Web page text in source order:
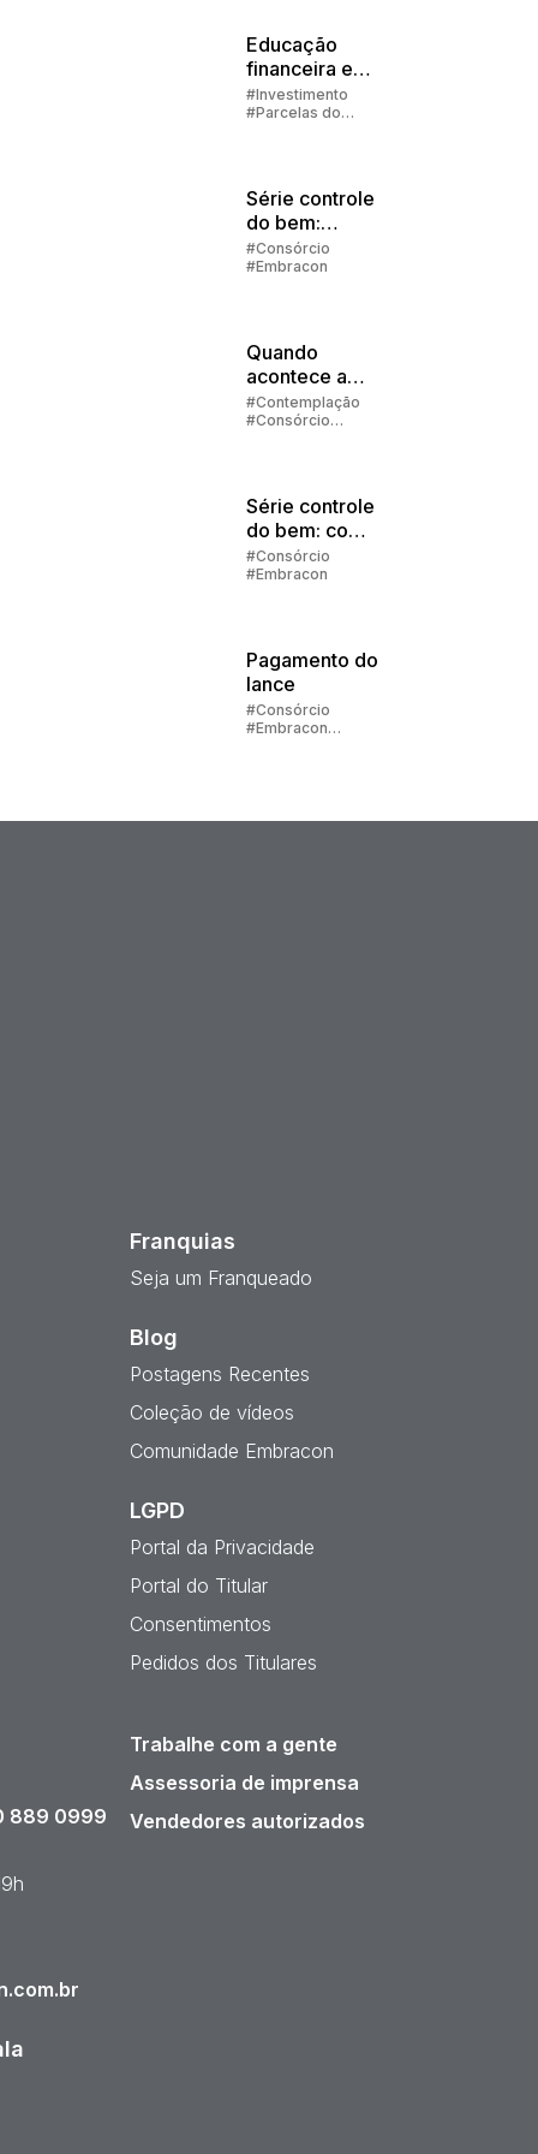
Educação
financeira em
família
#Investimento
#Parcelas do
Série controle
do bem:
consórcio ou
financiamento?
#Consórcio
#Embracon
Quando
acontece a
contemplação
no consórcio?
#Contemplação
#Consórcio
Série controle
do bem: com
sair das
dívidas e
#Consórcio
#Embracon
Pagamento do
lance
#Consórcio
#Embracon
Franquias
Seja um Franqueado
Blog
Postagens Recentes
Coleção de vídeos
Comunidade Embracon
LGPD
Portal da Privacidade
Portal do Titular
Consentimentos
Pedidos dos Titulares
889 0999
Trabalhe com a gente
Assessoria de imprensa
Vendedores autorizados